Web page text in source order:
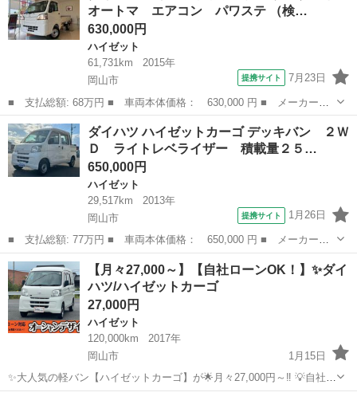
Ｃ パワーウイン...オートマ エアコン パワステ （検…
630,000円
ハイゼット
61,731km
2015年
岡山市
提携サイト 7月23日
■ 支払総額: 68万円 ■ 車両本体価格： 630,000 円 ■ メーカー
名： ダイハツ ■ 車種名： ハイゼットトラック ■ グレード
名： スタンダード オートマ エアコン パワステ ■ 排気量：
660cc ■ ド...
岡山 岡山市 ハイゼット
ダイハツ ハイゼットカーゴ デッキバン ２Ｗ
Ｄ ライトレベライザー 積載量２５…
650,000円
ハイゼット
29,517km
2013年
岡山市
提携サイト 1月26日
■ 支払総額: 77万円 ■ 車両本体価格： 650,000 円 ■ メーカー
名： ダイハツ ■ 車種名： ハイゼットカーゴ ■ グレード名：
デッキバン ２ＷＤ ライトレベライザー 積載量２５０ｋｇ ■ 排
気量： 660...
岡山 岡山市 ハイゼット
【月々27,000～】【自社ローンOK！】✨ダイ
ハツ/ハイゼットカーゴ
27,000円
ハイゼット
120,000km
2017年
岡山市
1月15日
✨大人気の軽バン【ハイゼットカーゴ】が🌟月々27,000円～‼️ 💡自社ロ
ーン💡信用回復ローン完備‼️ 🚙全国陸送にてご納車致します 🚙在庫に